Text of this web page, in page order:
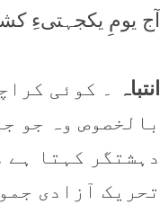
آج یومِ یکجہتیءِ کشمیر ہے ۔
انتباہ
۔ کوئی
بالخصوص وہ جو
دہشتگر کہتا ہے
تحریک آزادی